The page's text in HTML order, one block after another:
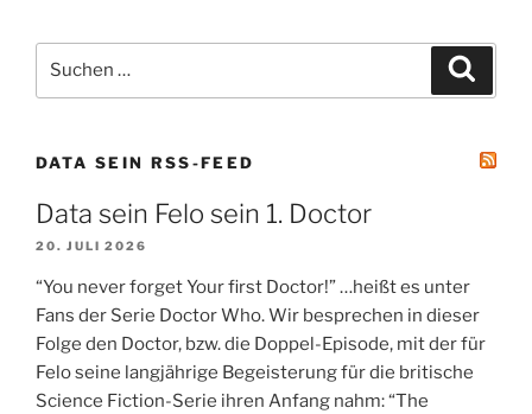
nach:
DATA SEIN RSS-FEED
Data sein Felo sein 1. Doctor
20. JULI 2026
“You never forget Your first Doctor!” …heißt es unter
Fans der Serie Doctor Who. Wir besprechen in dieser
Folge den Doctor, bzw. die Doppel-Episode, mit der für
Felo seine langjährige Begeisterung für die britische
Science Fiction-Serie ihren Anfang nahm: “The